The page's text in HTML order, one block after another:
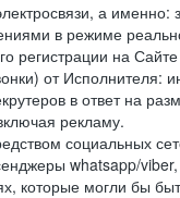
а именно:
в режиме
регистрации на
от Исполнителя:
в ответ на
рекламу.
социальных
whatsapp/
которые могли бы